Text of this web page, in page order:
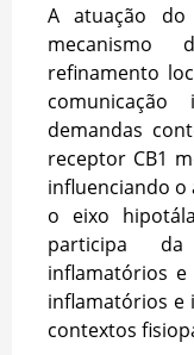
A atuação do
mecanismo
refinamento
demandas
receptor CB1
influenciando o
o eixo
participa
inflamatórios
inflamatórios e
contextos